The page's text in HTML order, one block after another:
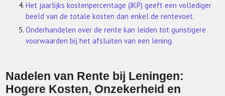
Het jaarlijks kostenpercentage (JKP) geeft een vollediger
beeld van de totale kosten dan enkel de rentevoet.
Onderhandelen over de rente kan leiden tot gunstigere
voorwaarden bij het afsluiten van een lening.
Nadelen van Rente bij Leningen:
Hogere Kosten, Onzekerheid en